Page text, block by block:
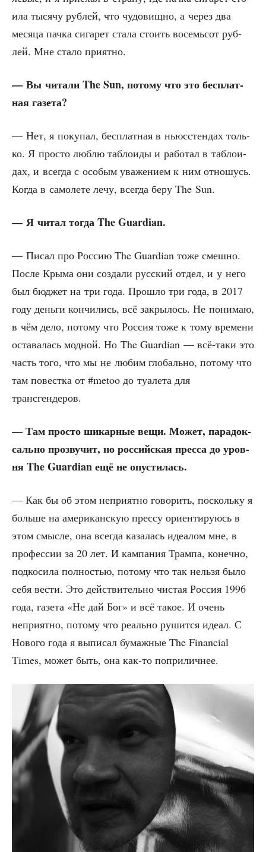
и­ла тыся­чу руб­лей, что чудо­вищ­но, а через два
меся­ца пач­ка сига­рет ста­ла сто­ить восемь­сот руб­
лей. Мне ста­ло приятно.
— Вы чита­ли The Sun, пото­му что это бес­плат­
ная газета?
— Нет, я поку­пал, бес­плат­ная в ньюс­стен­дах толь­
ко. Я про­сто люб­лю таб­ло­и­ды и рабо­тал в таб­ло­и­
дах, и все­гда с осо­бым ува­же­ни­ем к ним отно­шусь.
Когда в само­ле­те лечу, все­гда беру The Sun.
— Я читал тогда The Guardian.
— Писал про Рос­сию The Guardian тоже смеш­но.
После Кры­ма они созда­ли рус­ский отдел, и у него
был бюд­жет на три года. Про­шло три года, в 2017
году день­ги кон­чи­лись, всё закры­лось. Не пони­маю,
в чём дело, пото­му что Рос­сия тоже к тому вре­ме­ни
оста­ва­лась мод­ной. Но The Guardian — всё-таки это
часть того, что мы не любим гло­баль­но, пото­му что
там повест­ка от #metoo до туа­ле­та для
трансгендеров.
— Там про­сто шикар­ные вещи. Может, пара­док­
саль­но про­зву­чит, но рос­сий­ская прес­са до уров­
ня The Guardian ещё не опустилась.
— Как бы об этом непри­ят­но гово­рить, посколь­ку я
боль­ше на аме­ри­кан­скую прес­су ори­ен­ти­ру­юсь в
этом смыс­ле, она все­гда каза­лась иде­а­лом мне, в
про­фес­сии за 20 лет. И кам­па­ния Трам­па, конеч­но,
под­ко­си­ла пол­но­стью, пото­му что так нель­зя было
себя вести. Это дей­стви­тель­но чистая Рос­сия 1996
года, газе­та «Не дай Бог» и всё такое. И очень
непри­ят­но, пото­му что реаль­но рушит­ся иде­ал. С
Ново­го года я выпи­сал бумаж­ные The Financial
Times, может быть, она как-то поприличнее.